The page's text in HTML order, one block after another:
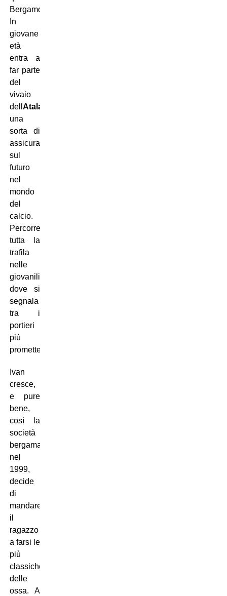
Bergamo.
In
giovane
età
entra a
far parte
del
vivaio
dell Atalanta
una
sorta di
assicurazione
sul
futuro
nel
mondo
del
calcio.
Percorre
tutta la
trafila
nelle
giovanili,
dove si
segnala
tra i
portieri
più
promettenti.
Ivan
cresce,
e pure
bene,
così la
società
bergamasca,
nel
1999,
decide
di
mandare
il
ragazzo
a farsi le
più
classiche
delle
ossa. A